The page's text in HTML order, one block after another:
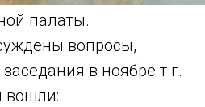
палаты.
вопросы,
в ноябре т.г.
вошли: